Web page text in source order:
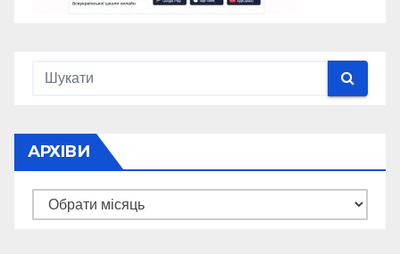
АРХІВИ
Архіви